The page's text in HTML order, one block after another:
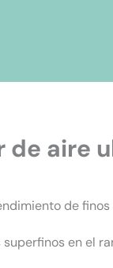
de aire
de
superfinos en el